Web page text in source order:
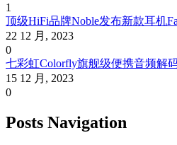
1
顶级HiFi品牌Noble发布新款耳机
22 12 月, 2023
0
七彩虹Colorfly旗舰级便携音频解
15 12 月, 2023
0
Posts Navigation